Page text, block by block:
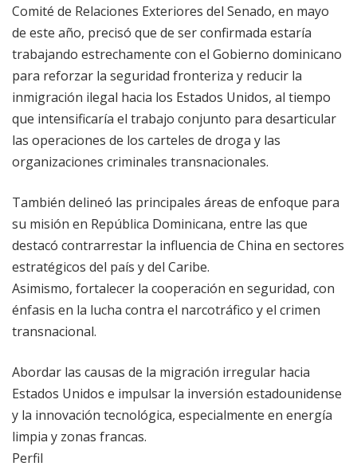
Comité de Relaciones Exteriores del Senado, en mayo
de este año, precisó que de ser confirmada estaría
trabajando estrechamente con el Gobierno dominicano
para reforzar la seguridad fronteriza y reducir la
inmigración ilegal hacia los Estados Unidos, al tiempo
que intensificaría el trabajo conjunto para desarticular
las operaciones de los carteles de droga y las
organizaciones criminales transnacionales.
También delineó las principales áreas de enfoque para
su misión en República Dominicana, entre las que
destacó contrarrestar la influencia de China en sectores
estratégicos del país y del Caribe.
Asimismo, fortalecer la cooperación en seguridad, con
énfasis en la lucha contra el narcotráfico y el crimen
transnacional.
Abordar las causas de la migración irregular hacia
Estados Unidos e impulsar la inversión estadounidense
y la innovación tecnológica, especialmente en energía
limpia y zonas francas.
Perfil